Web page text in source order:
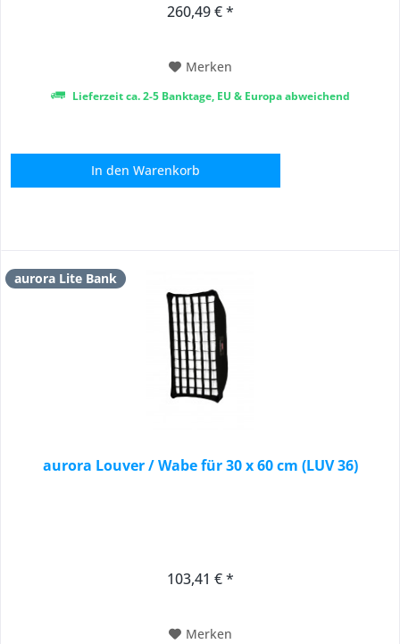
260,49 € *
Merken
Lieferzeit ca. 2-5 Banktage, EU & Europa abweichend
In den Warenkorb
aurora Lite Bank
aurora Louver / Wabe für 30 x 60 cm (LUV 36)
103,41 € *
Merken